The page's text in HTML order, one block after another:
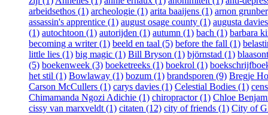
arbeidsethos (1) archeologie (1) arita baaijens (1) arnon
assassin's apprentice (1) august osage county (1) augusta
(1) autochtoon (1) autorijden (1) autumn (1) bach (1) barbara
becoming a writer (1) beeld en taal (5) before the fall (1)
little lies (1) big magic (1) Bill Bryson (1) björnstad (1)
(5) boekenweek (3) boeketreeks (1) boekrol (1)
het stil (1) Bowlaway (1) bozum (1) brandsporen (9) Bregje
Carson McCullers (1) carys davies (1) Celestial Bodies (1)
Chimamanda Ngozi Adichie (1) chiropractor (1) Chloe
cissy van marxveldt (1) citaten (12) city of friends (1) City of